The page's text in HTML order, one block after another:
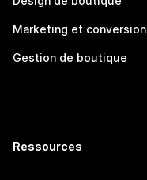
Marketing et conversion
Gestion de boutique
Ressources